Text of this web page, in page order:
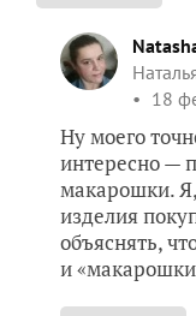
18
Ну моего
интересно —
макарошки.
изделия
объяснять,
и